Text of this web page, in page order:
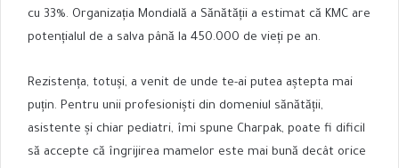
cu 33%. Organizația Mondială a Sănătății a estimat că KMC are
potențialul de a salva până la 450.000 de vieți pe an.
Rezistența, totuși, a venit de unde te-ai putea aștepta mai
puțin. Pentru unii profesioniști din domeniul sănătății,
asistente și chiar pediatri, îmi spune Charpak, poate fi dificil
să accepte că îngrijirea mamelor este mai bună decât orice